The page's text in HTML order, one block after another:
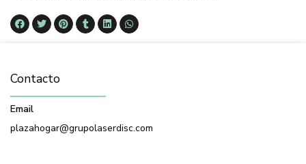
Contacto
Email
plazahogar@grupolaserdisc.com